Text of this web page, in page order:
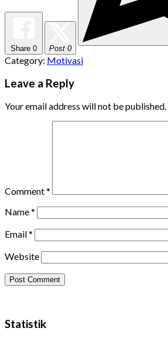
Share 0 Post 0
Category: Motivasi
Leave a Reply
Your email address will not be published.
Comment*
Name*
Email*
Website
Statistik